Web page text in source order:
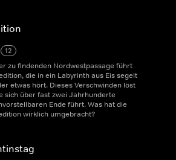
12
zu findenden Nordwestpassage führt
die in ein Labyrinth aus Eis segelt
etwas hört. Dieses Verschwinden löst
sich über fast zwei Jahrhunderte
Ende führt. Was hat die
wirklich umgebracht?